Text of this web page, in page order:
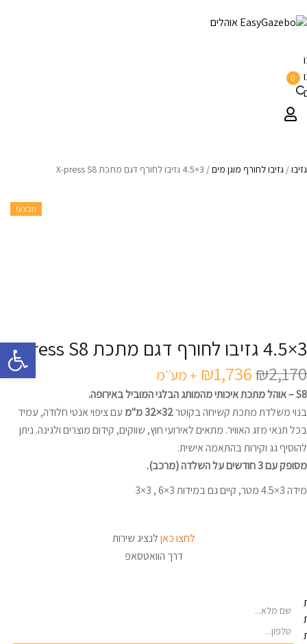
0
גזיבו/ גזיבו לחורף מוגן מים/ 3×4.5 גזיבו לחורף דגם מתכת X-press S8
מבצע!
3×4.5 גזיבו לחורף דגם מתכת X-press S8
₪2,170
₪1,736 + מע׳׳מ
S8 – אוהל מתכת איכותי מהמותג הבלגי המוביל באירופה.
בנוי משלדת מתכת קשיחה בקוטר32×32 מ"מ
עם ציפוי אנטי חלודה, עמיד
בכל תנאי מזג האוויר. מתאים לאירועי חוץ, שווקים, קידום מוצרים ולגינה. ניתן
להוסיף גג וקירות בהתאמה אישית.
מסופק עם 3 חודשים על השלדה (מרכב).
מידה 3×4.5 מטר, קיים גם במידות 3×6 , 3×3
לחצו כאןלנציג שירות
דרך הוואטסאפ